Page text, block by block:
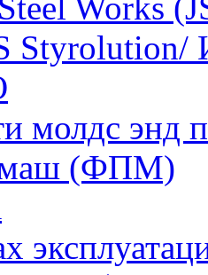
Works
молдс энд
(ФПМ)